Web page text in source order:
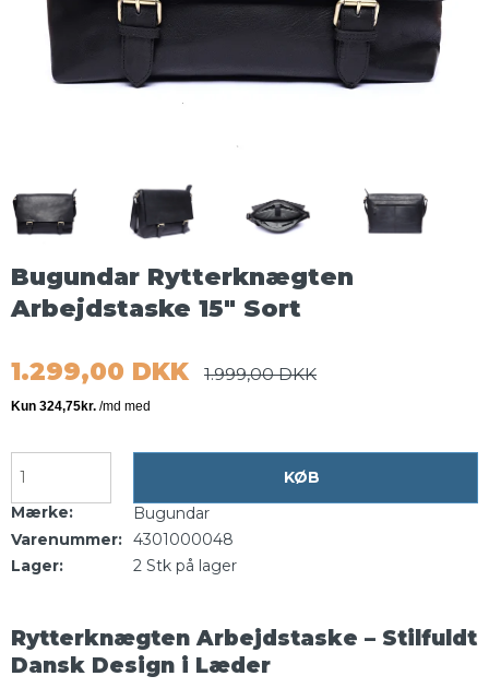
Bugundar Rytterknægten
Arbejdstaske 15" Sort
1.299,00 DKK 1.999,00 DKK
KØB
Mærke:
Bugundar
Varenummer: 4301000048
Lager:
2 Stk på lager
Rytterknægten Arbejdstaske – Stilfuldt
Dansk Design i Læder